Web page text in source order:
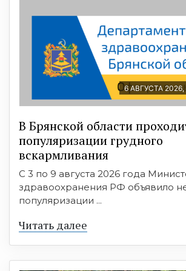
6 АВГУСТА 2026,
В Брянской области
популяризации грудного
вскармливания
С 3 по 9 августа 2026 года
здравоохранения РФ объявило
популяризации ...
Читать далее